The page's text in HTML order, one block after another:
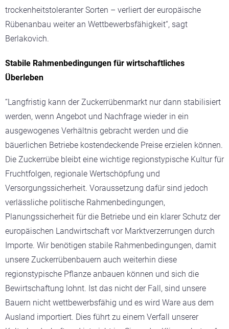
trockenheitstoleranter Sorten – verliert der europäische
Rübenanbau weiter an Wettbewerbsfähigkeit“, sagt
Berlakovich.
Stabile Rahmenbedingungen für wirtschaftliches
Überleben
“Langfristig kann der Zuckerrübenmarkt nur dann stabilisiert
werden, wenn Angebot und Nachfrage wieder in ein
ausgewogenes Verhältnis gebracht werden und die
bäuerlichen Betriebe kostendeckende Preise erzielen können.
Die Zuckerrübe bleibt eine wichtige regionstypische Kultur für
Fruchtfolgen, regionale Wertschöpfung und
Versorgungssicherheit. Voraussetzung dafür sind jedoch
verlässliche politische Rahmenbedingungen,
Planungssicherheit für die Betriebe und ein klarer Schutz der
europäischen Landwirtschaft vor Marktverzerrungen durch
Importe. Wir benötigen stabile Rahmenbedingungen, damit
unsere Zuckerrübenbauern auch weiterhin diese
regionstypische Pflanze anbauen können und sich die
Bewirtschaftung lohnt. Ist das nicht der Fall, sind unsere
Bauern nicht wettbewerbsfähig und es wird Ware aus dem
Ausland importiert. Dies führt zu einem Verfall unserer